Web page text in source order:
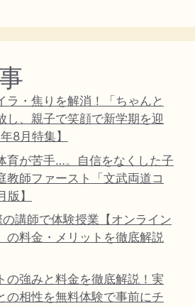
ラ・焦りを解消！「ちゃんと
し、親子で笑顔で新学期を迎
8月特集】
育が苦手…。自信をなくした子
教師ファースト「文武両道コ
】
講師で体験授業【オンライン
の料金・メリットを徹底解説
の強みと料金を徹底解説！実
の相性を無料体験で事前にチ